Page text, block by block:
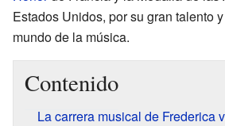
Estados Unidos, por su gran talento
mundo de la música.
Contenido
La carrera musical de Frederica